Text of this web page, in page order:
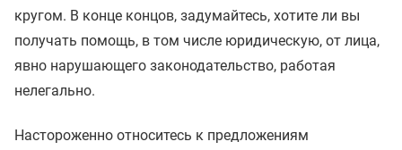
кругом. В конце концов, задумайтесь, хотите ли вы
получать помощь, в том числе юридическую, от лица,
явно нарушающего законодательство, работая
нелегально.
Настороженно относитесь к предложениям